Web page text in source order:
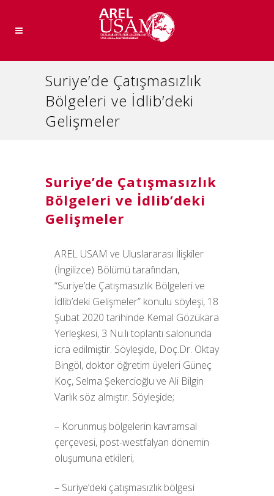
Suriye’de Çatışmasızlık
Bölgeleri ve İdlib’deki
Gelişmeler
Suriye’de Çatışmasızlık
Bölgeleri ve İdlib’deki
Gelişmeler
AREL USAM ve Uluslararası İlişkiler
(İngilizce) Bölümü tarafından,
“Suriye’de Çatışmasızlık Bölgeleri ve
İdlib’deki Gelişmeler” konulu söyleşi, 18
Şubat 2020 tarihinde Kemal Gözükara
Yerleşkesi, 3 Nu.lı toplantı salonunda
icra edilmiştir. Söyleşide, Doç.Dr. Oktay
Bingöl, doktor öğretim üyeleri Güneç
Koç, Selma Şekercioğlu ve Ali Bilgin
Varlık söz almıştır. Söyleşide;
– Korunmuş bölgelerin kavramsal
çerçevesi, post-westfalyan dönemin
oluşumuna etkileri,
– Suriye’deki çatışmasızlık bölgesi